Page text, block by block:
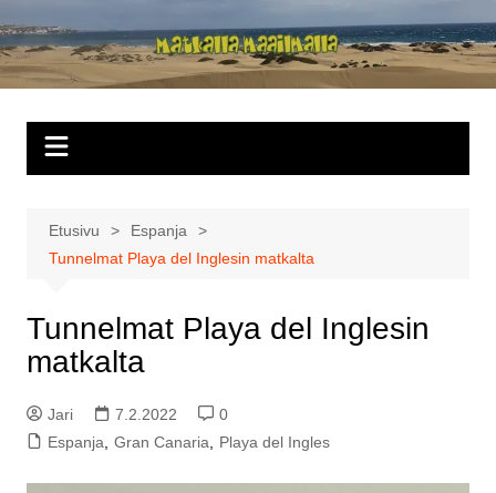
sisältöön
Matkalla
maailmalla
Etusivu
Espanja
Tunnelmat Playa del Inglesin matkalta
Tunnelmat Playa del Inglesin
matkalta
Jari 7.2.2022
0
Espanja
Gran Canaria Playa del Ingles